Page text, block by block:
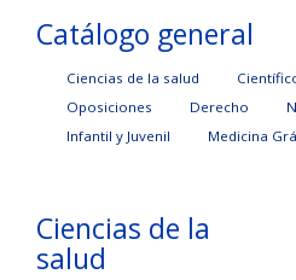
Catálogo general
Ciencias de la salud
Oposiciones
Derecho
Infantil y Juvenil
Medicina
Ciencias de la
salud